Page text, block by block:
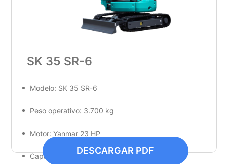
SK 35 SR-6
Modelo: SK 35 SR-6
Peso operativo: 3.700 kg
Motor: Yanmar 23 HP
Capacidad de cucharón: 0.11 m³
DESCARGAR PDF